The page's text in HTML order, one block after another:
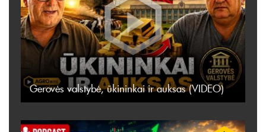
Gerovės valstybė, ūkininkai ir auksas (VIDEO)